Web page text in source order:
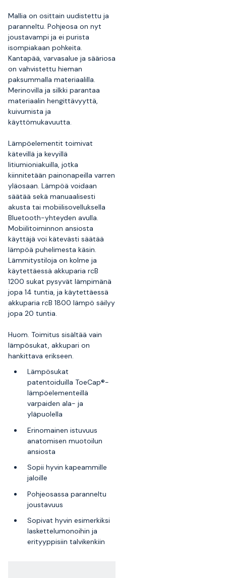
Mallia on osittain uudistettu ja
paranneltu. Pohjeosa on nyt
joustavampi ja ei purista
isompiakaan pohkeita.
Kantapää, varvasalue ja sääriosa
on vahvistettu hieman
paksummalla materiaalilla.
Merinovilla ja silkki parantaa
materiaalin hengittävyyttä,
kuivumista ja
käyttömukavuutta.
Lämpöelementit toimivat
kätevillä ja kevyillä
litiumioniakuilla, jotka
kiinnitetään painonapeilla varren
yläosaan. Lämpöä voidaan
säätää sekä manuaalisesti
akusta tai mobiilisovelluksella
Bluetooth-yhteyden avulla.
Mobiilitoiminnon ansiosta
käyttäjä voi kätevästi säätää
lämpöä puhelimesta käsin.
Lämmitystiloja on kolme ja
käytettäessä akkuparia rcB
1200 sukat pysyvät lämpimänä
jopa 14 tuntia, ja käytettäessä
akkuparia rcB 1800 lämpö säilyy
jopa 20 tuntia.
Huom. Toimitus sisältää vain
lämpösukat, akkupari on
hankittava erikseen.
Lämpösukat
patentoiduilla ToeCap®-
lämpöelementeillä
varpaiden ala- ja
yläpuolella
Erinomainen istuvuus
anatomisen muotoilun
ansiosta
Sopii hyvin kapeammille
jaloille
Pohjeosassa paranneltu
joustavuus
Sopivat hyvin esimerkiksi
laskettelumonoihin ja
erityyppisiin talvikenkiin